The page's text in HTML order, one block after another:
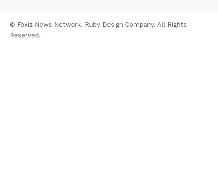
© Foxiz News Network. Ruby Design Company. All Rights
Reserved.